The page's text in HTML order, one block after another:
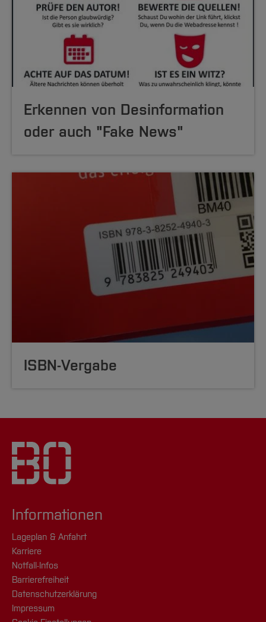
Erkennen von Desinformation
oder auch "Fake News"
ISBN-Vergabe
Informationen
Lageplan & Anfahrt
Karriere
Notfall-Infos
Barrierefreiheit
Datenschutzerklärung
Impressum